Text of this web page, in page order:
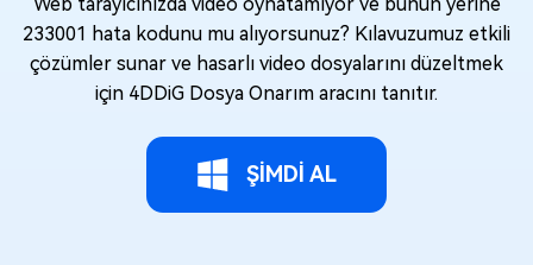
233001 hata kodunu mu alıyorsunuz? Kılavuzumuz etkili
çözümler sunar ve hasarlı video dosyalarını düzeltmek
için 4DDiG Dosya Onarım aracını tanıtır.
ŞİMDİ AL